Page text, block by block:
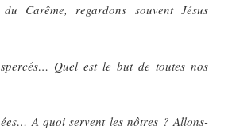
Carême, regardons souvent Jésus
Quel est le but de toutes nos
A quoi servent les nôtres ? Allons-